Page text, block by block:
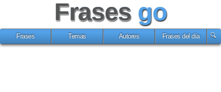
Frases go
Frases Temas Autores Frases del día